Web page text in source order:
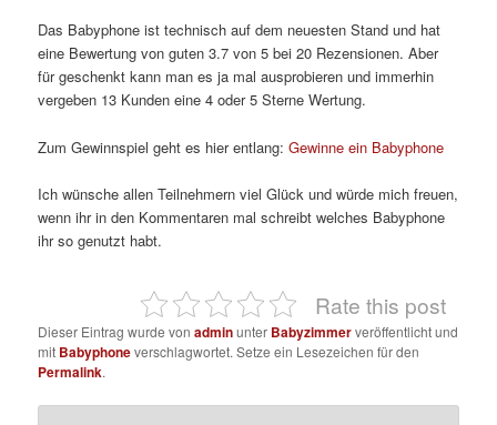
Das Babyphone ist technisch auf dem neuesten Stand und hat
eine Bewertung von guten 3.7 von 5 bei 20 Rezensionen. Aber
für geschenkt kann man es ja mal ausprobieren und immerhin
vergeben 13 Kunden eine 4 oder 5 Sterne Wertung.
Zum Gewinnspiel geht es hier entlang:Gewinne ein Babyphone
Ich wünsche allen Teilnehmern viel Glück und würde mich freuen,
wenn ihr in den Kommentaren mal schreibt welches Babyphone
ihr so genutzt habt.
Rate this post
Dieser Eintrag wurde vonadminunter Babyzimmerveröffentlicht und
mit Babyphoneverschlagwortet. Setze ein Lesezeichen für den
Permalink.